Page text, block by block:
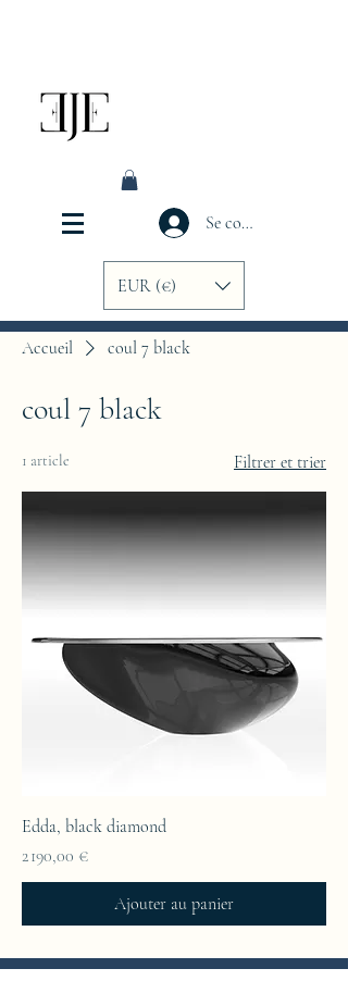
Se connecter
EUR (€)
Accueil coul 7 black
coul 7 black
1 article Filtrer et trier
Edda, black diamond
Prix
2 190,00 €
Ajouter au panier